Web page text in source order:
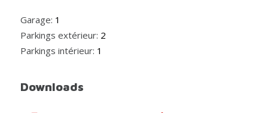
Garage: 1
Parkings extérieur: 2
Parkings intérieur: 1
Downloads